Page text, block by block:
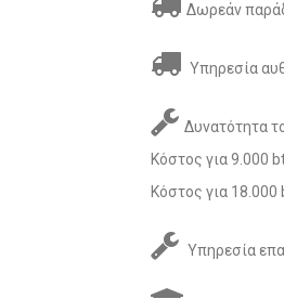
Δωρεάν
Υπηρεσία
Δυνατότητα
Κόστος για 9.000
Κόστος για
Υπηρεσία